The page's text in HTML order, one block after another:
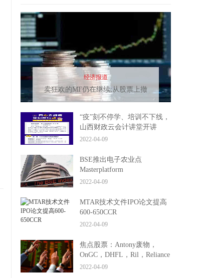
经济报道
卖狂欢的MF仍在继续;从股票上撤
回30,760卢比
“疫”刻不停学、培训不下线，
山西财政云会计讲堂开讲
2022-04-09
BSE推出电子农业点
Masterplatform
2022-04-09
MTAR技术文件IPO论文提高
600-650CCR
2022-04-09
焦点股票：Antony废物，
OnGC，DHFL，Ril，Reliance
Home Finance，Idbi Bank，
2022-04-09